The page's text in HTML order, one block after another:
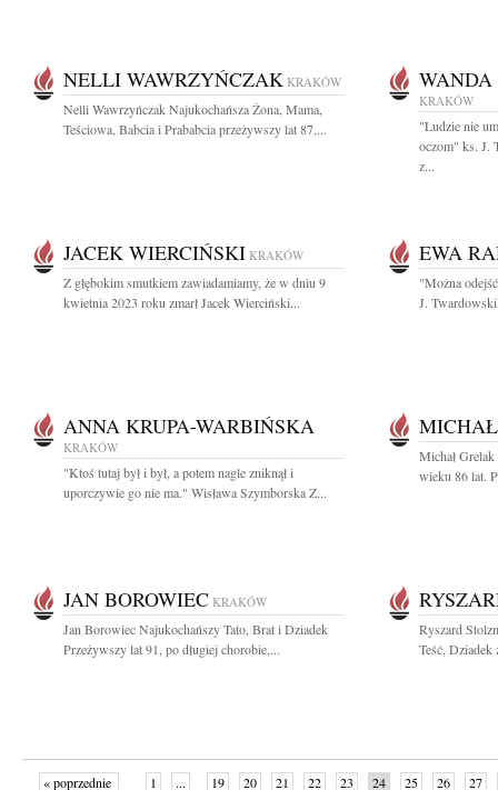
NELLI WAWRZYŃCZAK KRAKÓW
Nelli Wawrzyńczak Najukochańsza Żona, Mama,
Teściowa, Babcia i Prababcia przeżywszy lat 87,...
KRAKÓW
"Ludzie nie
oczom" ks. J.
z...
JACEK WIERCIŃSKI KRAKÓW
Z głębokim smutkiem zawiadamiamy, że w dniu 9
kwietnia 2023 roku zmarł Jacek Wierciński...
EWA
"Można
J.
ANNA KRUPA-WARBIŃSKA
KRAKÓW
"Ktoś tutaj był i był, a potem nagle zniknął i
uporczywie go nie ma." Wisława Szymborska Z...
Michał
wieku 86 lat.
JAN BOROWIEC KRAKÓW
Jan Borowiec Najukochańszy Tato, Brat i Dziadek
Przeżywszy lat 91, po długiej chorobie,...
Ryszard
Teść, Dziadek
« poprzednie 1 ... 19 20 21 22 23 24 25 26 27